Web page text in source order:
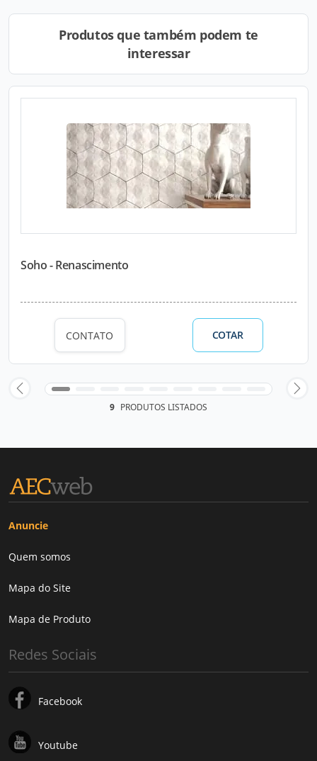
Produtos que também podem te
interessar
Soho - Renascimento
CONTATO COTAR
9 PRODUTOS LISTADOS
Anuncie
Quem somos
Mapa do Site
Mapa de Produto
Redes Sociais
Facebook
Youtube